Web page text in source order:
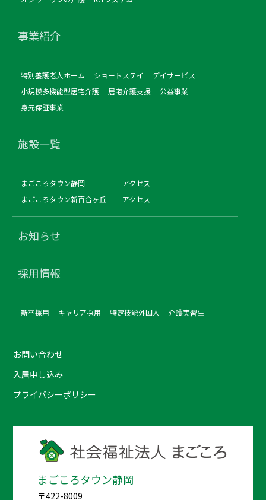
事業紹介
特別養護老人ホーム ショートステイ
デイサービス
小規模多機能型居宅介護
居宅介護支援
公益事業
身元保証事業
施設一覧
まごころタウン静岡
アクセス
まごころタウン新百合ヶ丘
アクセス
お知らせ
採用情報
新卒採用 キャリア採用 特定技能外国人 介護実習生
お問い合わせ
入居申し込み
プライバシーポリシー
まごころタウン静岡
〒422-8009